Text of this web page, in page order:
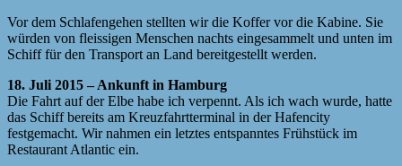
Vor dem Schlafengehen stellten wir die Koffer vor die Kabine. Sie
würden von fleissigen Menschen nachts eingesammelt und unten im
Schiff für den Transport an Land bereitgestellt werden.
18. Juli 2015 – Ankunft in Hamburg
Die Fahrt auf der Elbe habe ich verpennt. Als ich wach wurde, hatte
das Schiff bereits am Kreuzfahrtterminal in der Hafencity
festgemacht. Wir nahmen ein letztes entspanntes Frühstück im
Restaurant Atlantic ein.